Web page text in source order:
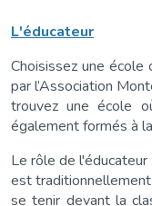
L'éducateur
Choisissez une
par l’Association
trouvez une école
également formés à
Le rôle de
est traditionnellement
se tenir devant la